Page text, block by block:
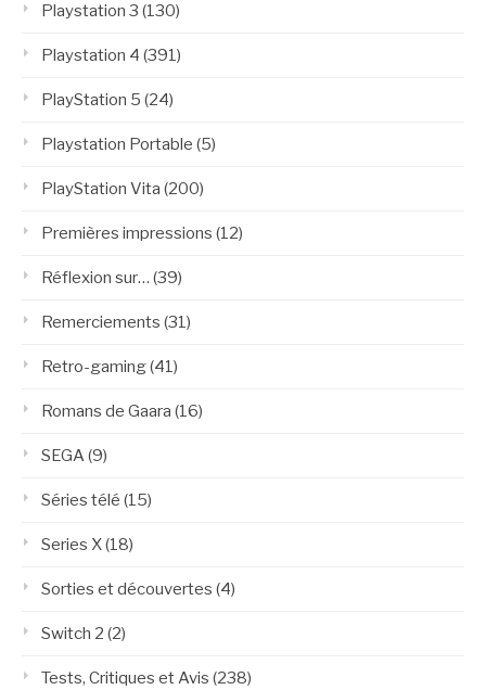
Playstation 3 (130)
Playstation 4 (391)
PlayStation 5 (24)
Playstation Portable (5)
PlayStation Vita (200)
Premières impressions (12)
Réflexion sur… (39)
Remerciements (31)
Retro-gaming(41)
Romans de Gaara (16)
SEGA(9)
Séries télé (15)
Series X(18)
Sorties et découvertes (4)
Switch 2 (2)
Tests, Critiques et Avis (238)